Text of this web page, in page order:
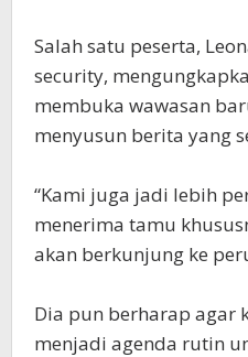
Salah satu peserta,
security,
membuka wawasan
menyusun berita yang
“Kami juga jadi lebih
menerima tamu
akan berkunjung ke
Dia pun berharap agar
menjadi agenda rutin